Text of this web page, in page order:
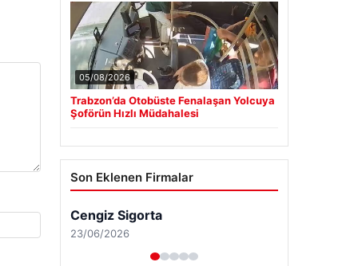
05/08/2026
Trabzon’da Otobüste Fenalaşan Yolcuya
Şoförün Hızlı Müdahalesi
Son Eklenen Firmalar
Cengiz Sigorta
23/06/2026